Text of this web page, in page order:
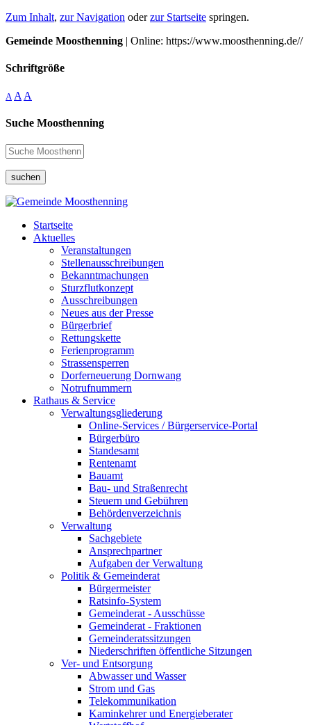
Zum Inhalt, zur Navigation oderzur Startseite springen.
Gemeinde Moosthenning | Online: https://www.moosthenning.de//
Schriftgröße
A A A
Suche Moosthenning
suchen
Startseite
Aktuelles
Veranstaltungen
Stellenausschreibungen
Bekanntmachungen
Sturzflutkonzept
Ausschreibungen
Neues aus der Presse
Bürgerbrief
Rettungskette
Ferienprogramm
Strassensperren
Dorferneuerung Dornwang
Notrufnummern
Rathaus & Service
Verwaltungsgliederung
Online-Services / Bürgerservice-Portal
Bürgerbüro
Standesamt
Rentenamt
Bauamt
Bau- und Straßenrecht
Steuern und Gebühren
Behördenverzeichnis
Verwaltung
Sachgebiete
Ansprechpartner
Aufgaben der Verwaltung
Politik & Gemeinderat
Bürgermeister
Ratsinfo-System
Gemeinderat - Ausschüsse
Gemeinderat - Fraktionen
Gemeinderatssitzungen
Niederschriften öffentliche Sitzungen
Ver- und Entsorgung
Abwasser und Wasser
Strom und Gas
Telekommunikation
Kaminkehrer und Energieberater